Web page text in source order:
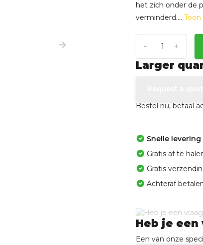
het zich onder de
verminderd....
+
-
Larger
Bestel nu, betaal
Snelle levering
Gratis af te
Gratis
Achteraf
Heb je
Een van onze